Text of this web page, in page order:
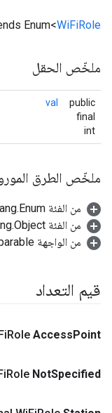
Enum<WiFiRole
ملخّص الحقل
public
final
int
val
ملخّص الطرق
من الفئة java.lang.Enum
من الفئة java.lang.Object
من الواجهة java.lang.Comparable
قيم التعداد
Role AccessPoint
Role NotSpecified